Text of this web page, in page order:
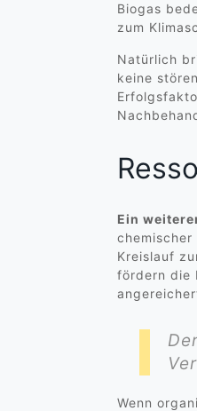
Biogas
zum
Natürlich
keine
Ein
Kreislauf
fördern die
Wenn